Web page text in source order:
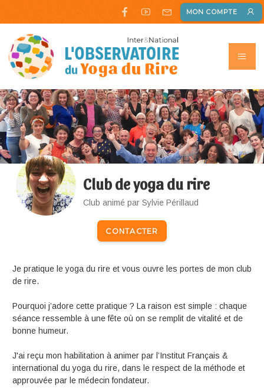
MON COMPTE
Club de yoga du rire
Club animé par Sylvie Périllaud
CONTACTER
Je pratique le yoga du rire et vous ouvre les portes de mon club
de rire.
Pourquoi j’adore cette pratique ? La raison est simple : chaque
séance ressemble à une fête où on se remplit de vitalité et de
bonne humeur.
J'ai reçu mon habilitation à animer par l’Institut Français &
international du yoga du rire, dans le respect de la méthode et
approuvée par le médecin fondateur.